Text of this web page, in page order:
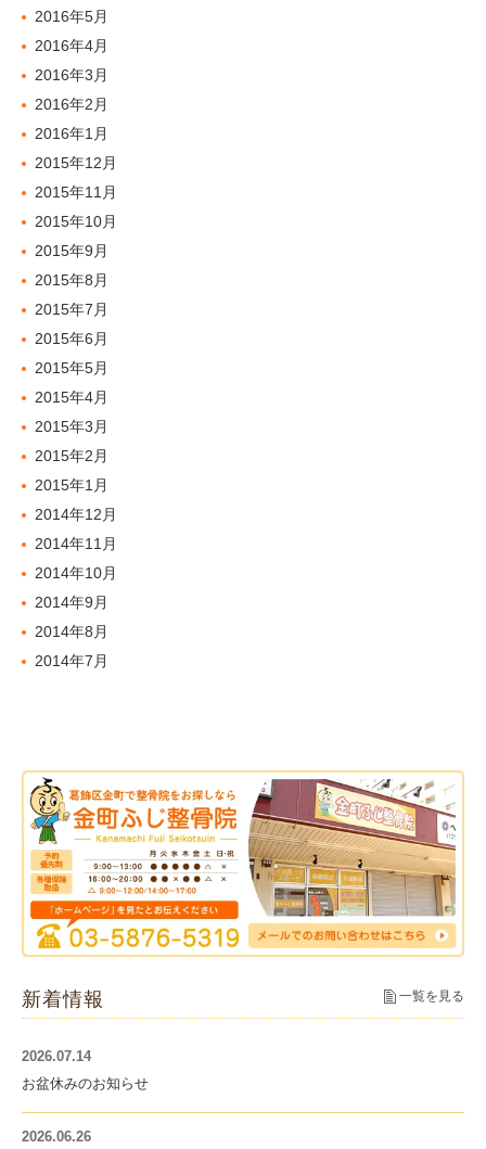
2016年5月
2016年4月
2016年3月
2016年2月
2016年1月
2015年12月
2015年11月
2015年10月
2015年9月
2015年8月
2015年7月
2015年6月
2015年5月
2015年4月
2015年3月
2015年2月
2015年1月
2014年12月
2014年11月
2014年10月
2014年9月
2014年8月
2014年7月
新着情報 一覧を見る
2026.07.14
お盆休みのお知らせ
2026.06.26